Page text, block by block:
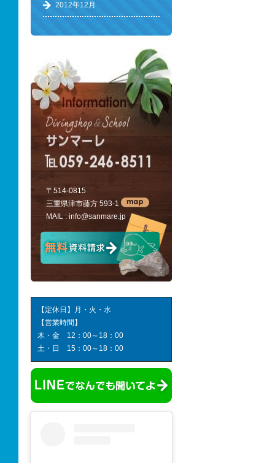
2012年12月
〒514-0815
三重県津市藤方 593-1
MAIL : info@sanmare.jp
【定休日】月・火・水
【営業時間】
木・金 12：00～18：00
土・日 15：00～18：00